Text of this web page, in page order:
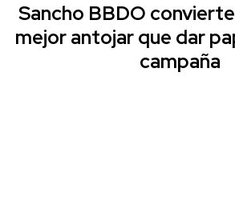
Sancho BBDO
mejor antojar que dar
campaña